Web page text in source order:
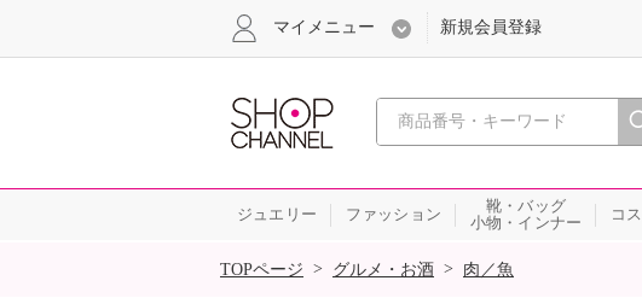
心おどる、瞬間を。通販・テレ
マイメニュー 新規会員登録
ジュエリー ファッション
靴・バッグ
小物・インナー
コ
SALE
TOPページ > グルメ・お酒 > 肉／魚